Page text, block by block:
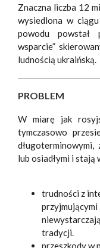
Znaczna liczba 12
wysiedlona w
powodu powstał
wsparcie”
ludnością ukraińską.
PROBLEM
W miarę jak
tymczasowo
długoterminowymi,
lub osiadłymi i stają
trudności z
przyjmującymi
tradycji.
przeszkody w